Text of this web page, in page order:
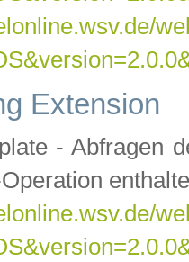
Extension
- Abfragen